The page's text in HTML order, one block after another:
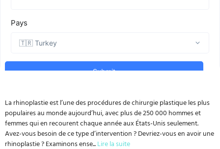
La rhinoplastie est l’une des procédures de chirurgie plastique les plus
populaires au monde aujourd’hui, avec plus de 250 000 hommes et
femmes qui en recourent chaque année aux États-Unis seulement.
Avez-vous besoin de ce type d’intervention ? Devriez-vous en avoir une
rhinoplastie ? Examinons ense...Lire la suite